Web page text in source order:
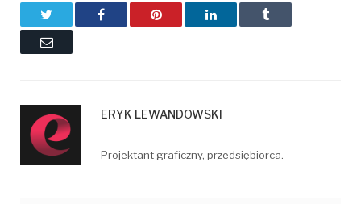
TwitterFacebookPinterestLinkedInTumblr
Email
ERYK LEWANDOWSKI
Projektant graficzny, przedsiębiorca.